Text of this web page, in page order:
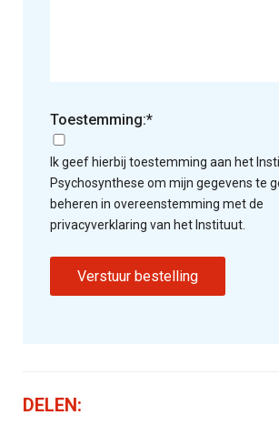
Toestemming:*
Ik geef hierbij toestemming aan het
Psychosynthese om mijn gegevens te
beheren in overeenstemming met de
privacyverklaring van het Instituut.
DELEN: